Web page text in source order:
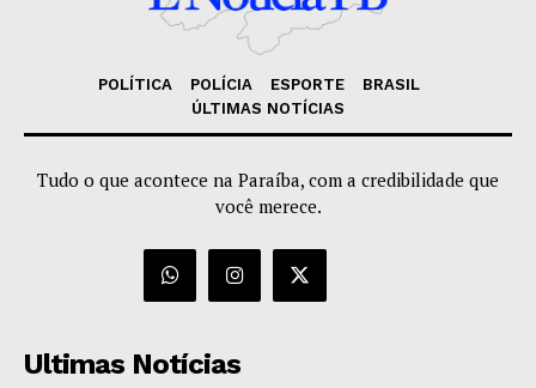
POLÍTICA POLÍCIA ESPORTE
BRASIL
ÚLTIMAS NOTÍCIAS
Tudo o que acontece na Paraíba, com a credibilidade que
você merece.
Ultimas Notícias